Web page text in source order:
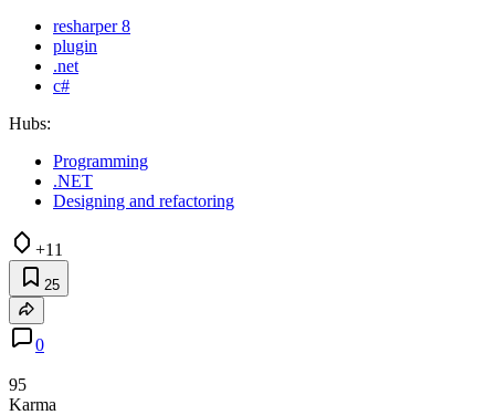
resharper 8
plugin
.net
c#
Hubs:
Programming
.NET
Designing and refactoring
+11
25
0
95
Karma